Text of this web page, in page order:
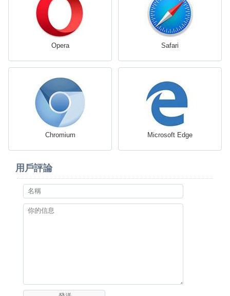
Opera Safari
Chromium Microsoft Edge
用戶評論